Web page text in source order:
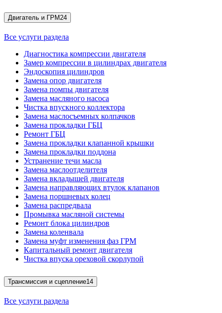
Двигатель и ГРМ24
Все услуги раздела
Диагностика компрессии двигателя
Замер компрессии в цилиндрах двигателя
Эндоскопия цилиндров
Замена опор двигателя
Замена помпы двигателя
Замена масляного насоса
Чистка впускного коллектора
Замена маслосъемных колпачков
Замена прокладки ГБЦ
Ремонт ГБЦ
Замена прокладки клапанной крышки
Замена прокладки поддона
Устранение течи масла
Замена маслоотделителя
Замена вкладышей двигателя
Замена направляющих втулок клапанов
Замена поршневых колец
Замена распредвала
Промывка масляной системы
Ремонт блока цилиндров
Замена коленвала
Замена муфт изменения фаз ГРМ
Капитальный ремонт двигателя
Чистка впуска ореховой скорлупой
Трансмиссия и сцепление14
Все услуги раздела